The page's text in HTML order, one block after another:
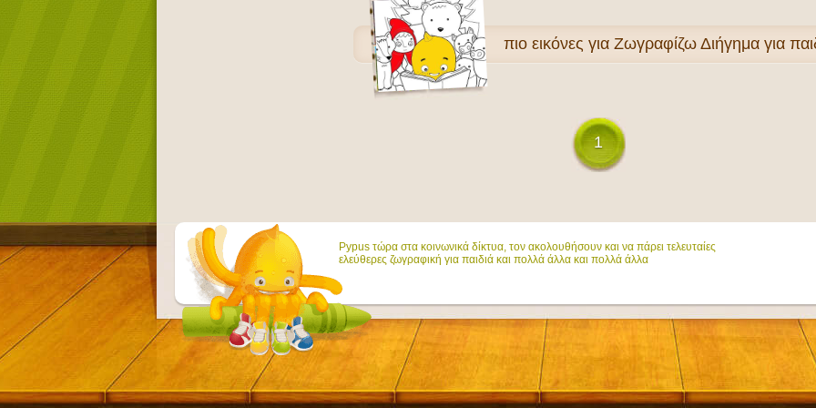
πιο εικόνες για Ζωγραφίζω Διήγημα για
1
Pypus τώρα στα κοινωνικά δίκτυα, τον ακολουθήσουν και να πάρει τελευταίες
ελεύθερες ζωγραφική για παιδιά και πολλά άλλα και πολλά άλλα